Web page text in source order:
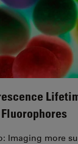
Imaging more